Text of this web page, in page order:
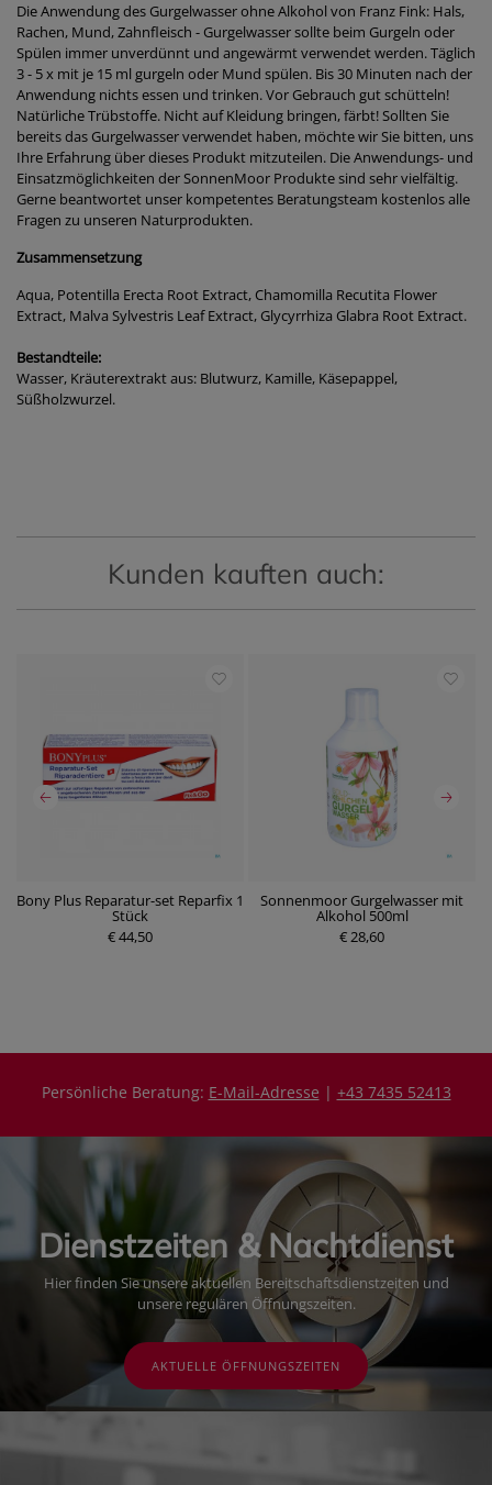
Die Anwendung des Gurgelwasser ohne Alkohol von Franz Fink: Hals,
Rachen, Mund, Zahnfleisch - Gurgelwasser sollte beim Gurgeln oder
Spülen immer unverdünnt und angewärmt verwendet werden. Täglich
3 - 5 x mit je 15 ml gurgeln oder Mund spülen. Bis 30 Minuten nach der
Anwendung nichts essen und trinken. Vor Gebrauch gut schütteln!
Natürliche Trübstoffe. Nicht auf Kleidung bringen, färbt! Sollten Sie
bereits das Gurgelwasser verwendet haben, möchte wir Sie bitten, uns
Ihre Erfahrung über dieses Produkt mitzuteilen. Die Anwendungs- und
Einsatzmöglichkeiten der SonnenMoor Produkte sind sehr vielfältig.
Gerne beantwortet unser kompetentes Beratungsteam kostenlos alle
Fragen zu unseren Naturprodukten.
Zusammensetzung
Aqua, Potentilla Erecta Root Extract, Chamomilla Recutita Flower
Extract, Malva Sylvestris Leaf Extract, Glycyrrhiza Glabra Root Extract.
Bestandteile:
Wasser, Kräuterextrakt aus: Blutwurz, Kamille, Käsepappel,
Süßholzwurzel.
Kunden kauften auch:
Bony Plus Reparatur-set Reparfix 1
Stück
€ 44,50
Sonnenmoor Gurgelwasser mit
Alkohol 500ml
€ 28,60
P
Persönliche Beratung: E-Mail-Adresse | +43 7435 52413
Dienstzeiten & Nachtdienst
Hier finden Sie unsere aktuellen Bereitschaftsdienstzeiten und
unsere regulären Öffnungszeiten.
AKTUELLE ÖFFNUNGSZEITEN